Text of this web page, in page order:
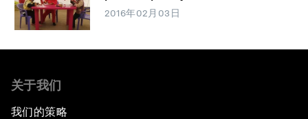
2016年02月03日
关于我们
我们的策略